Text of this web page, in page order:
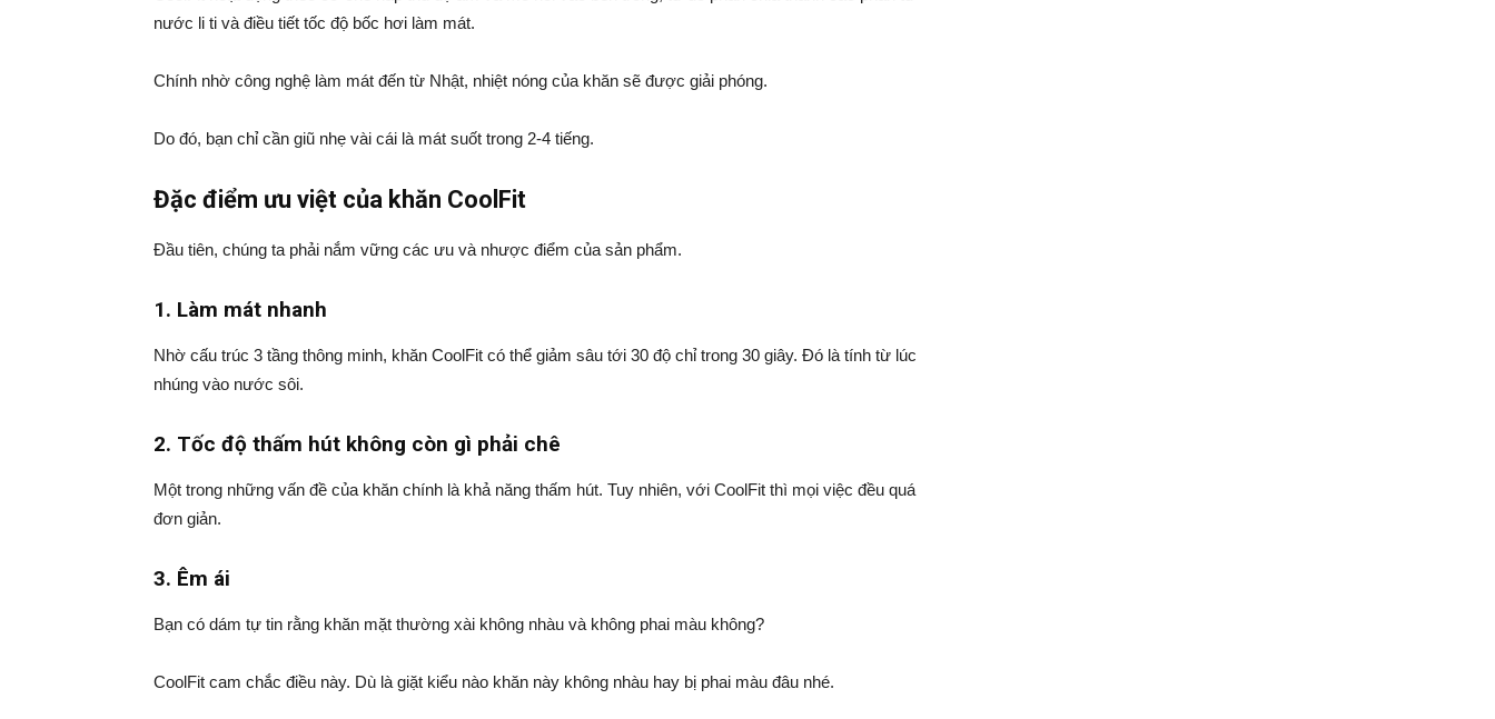
nước li ti và điều tiết tốc độ bốc hơi làm mát.
Chính nhờ công nghệ làm mát đến từ Nhật, nhiệt nóng của khăn sẽ được giải phóng.
Do đó, bạn chỉ cần giũ nhẹ vài cái là mát suốt trong 2-4 tiếng.
Đặc điểm ưu việt của khăn CoolFit
Đầu tiên, chúng ta phải nắm vững các ưu và nhược điểm của sản phẩm.
1. Làm mát nhanh
Nhờ cấu trúc 3 tầng thông minh, khăn CoolFit có thể giảm sâu tới 30 độ chỉ trong 30 giây. Đó là tính từ lúc
nhúng vào nước sôi.
2. Tốc độ thấm hút không còn gì phải chê
Một trong những vấn đề của khăn chính là khả năng thấm hút. Tuy nhiên, với CoolFit thì mọi việc đều quá
đơn giản.
3. Êm ái
Bạn có dám tự tin rằng khăn mặt thường xài không nhàu và không phai màu không?
CoolFit cam chắc điều này. Dù là giặt kiểu nào khăn này không nhàu hay bị phai màu đâu nhé.